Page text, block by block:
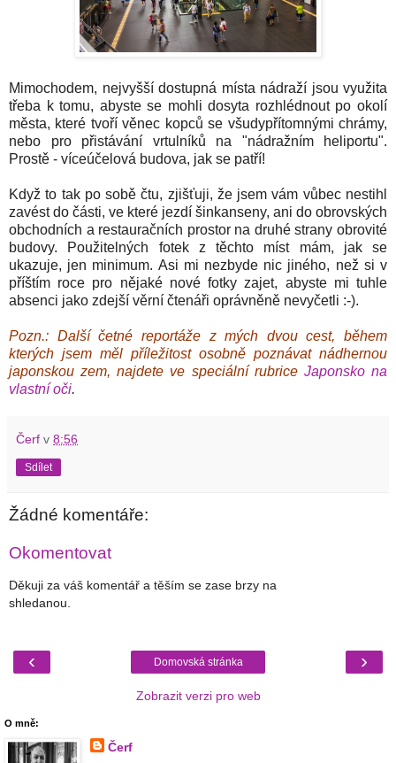
Mimochodem, nejvyšší dostupná místa nádraží jsou využita
třeba k tomu, abyste se mohli dosyta rozhlédnout po okolí
města, které tvoří věnec kopců se všudypřítomnými chrámy,
nebo pro přistávání vrtulníků na "nádražním heliportu".
Prostě - víceúčelová budova, jak se patří!
Když to tak po sobě čtu, zjišťuji, že jsem vám vůbec nestihl
zavést do části, ve které jezdí šinkanseny, ani do obrovských
obchodních a restauračních prostor na druhé strany obrovité
budovy. Použitelných fotek z těchto míst mám, jak se
ukazuje, jen minimum. Asi mi nezbyde nic jiného, než si v
příštím roce pro nějaké nové fotky zajet, abyste mi tuhle
absenci jako zdejší věrní čtenáři oprávněně nevyčetli :-).
Pozn.: Další četné reportáže z mých dvou cest, během
kterých jsem měl příležitost osobně poznávat nádhernou
japonskou zem, najdete ve speciální rubrice Japonsko na
vlastní oči.
Čerf v 8:56
Sdílet
Žádné komentáře:
Okomentovat
Děkuji za váš komentář a těším se zase brzy na
shledanou.
‹ ›
Domovská stránka
Zobrazit verzi pro web
O mně:
Čerf